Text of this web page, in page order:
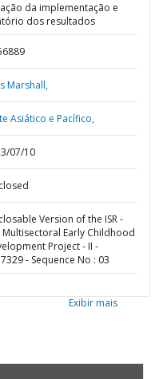
da implementação e
dos resultados
Marshall,
Asiático e Pacífico,
07/10
Version of the ISR -
Multisectoral Early Childhood
Project - II -
- Sequence No : 03
Exibir mais